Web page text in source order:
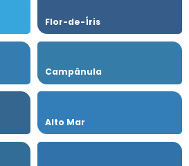
Flor-de-Íris
Campânula
Alto Mar